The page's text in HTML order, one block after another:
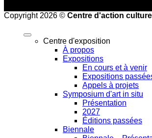
Copyright 2026 © Centre d'action
Centre d'exposition
À propos
Expositions
En cours et à venir
Expositions
Appels à projets
Symposium d'art in situ
Présentation
2027
Éditions passées
Biennale